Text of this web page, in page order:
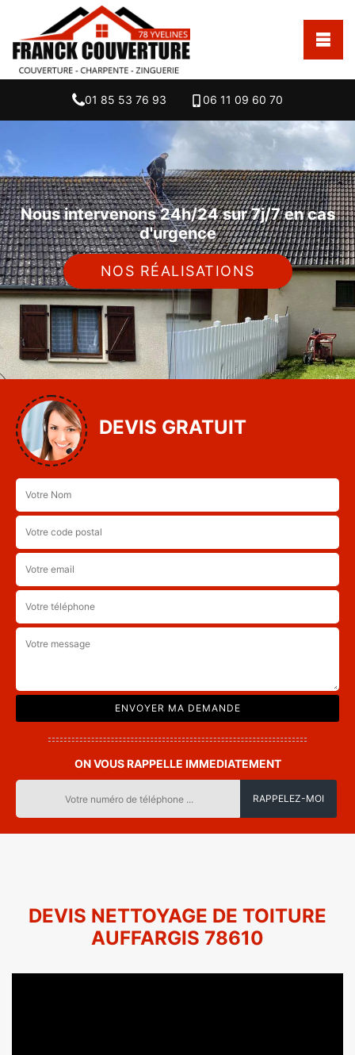
01 85 53 76 93 06 11 09 60 70
Nous intervenons 24h/24 sur 7j/7 en cas
d'urgence
NOS RÉALISATIONS
DEVIS GRATUIT
ON VOUS RAPPELLE IMMEDIATEMENT
DEVIS NETTOYAGE DE TOITURE
AUFFARGIS 78610